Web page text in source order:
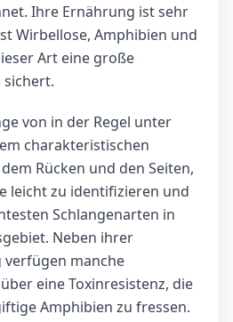
Ihre Ernährung ist sehr
Wirbellose, Amphibien und
Art eine große
sichert.
von in der Regel unter
charakteristischen
Rücken und den Seiten,
leicht zu identifizieren und
Schlangenarten in
Neben ihrer
manche
eine Toxinresistenz, die
Amphibien zu fressen.